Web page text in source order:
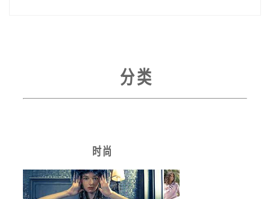
分 类
时 尚